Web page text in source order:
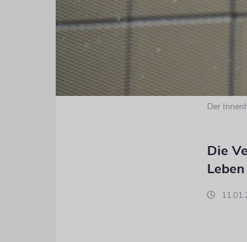
Der
Die